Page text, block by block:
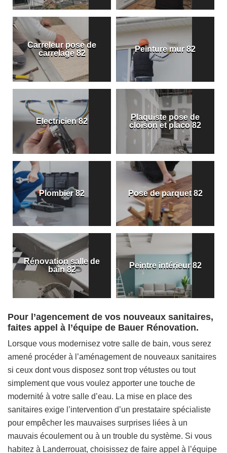
Carreleur pose de
carrelage 82
Peinture mur 82
Electricien 82
Plaquiste pose de
cloison et placo 82
Plombier 82 Pose de parquet 82
Rénovation salle de
bain 82
Peintre intérieur 82
Pour l’agencement de vos nouveaux sanitaires,
faites appel à l’équipe de Bauer Rénovation.
Lorsque vous modernisez votre salle de bain, vous serez
amené procéder à l’aménagement de nouveaux sanitaires
si ceux dont vous disposez sont trop vétustes ou tout
simplement que vous voulez apporter une touche de
modernité à votre salle d’eau. La mise en place des
sanitaires exige l’intervention d’un prestataire spécialiste
pour empêcher les mauvaises surprises liées à un
mauvais écoulement ou à un trouble du système. Si vous
habitez à Landerrouat, choisissez de faire appel à l’équipe